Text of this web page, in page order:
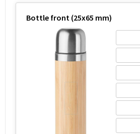
Bottle front (25x65 mm)